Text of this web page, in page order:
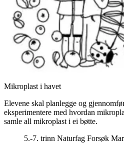
Mikroplast i havet
Elevene skal planlegge og
eksperimentere med hvordan
samle all mikroplast i ei bøtte.
5.-7. trinn Naturfag Forsøk